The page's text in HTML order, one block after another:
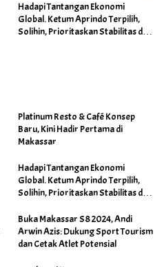
Hadapi Tantangan Ekonomi
Global. Ketum Aprindo Terpilih,
Solihin, Prioritaskan Stabilitas dan
Platinum Resto & Café Konsep
Baru, Kini Hadir Pertama di
Makassar
Hadapi Tantangan Ekonomi
Global. Ketum Aprindo Terpilih,
Solihin, Prioritaskan Stabilitas dan
Buka Makassar S8 2024, Andi
Arwin Azis: Dukung Sport Tourism
dan Cetak Atlet Potensial